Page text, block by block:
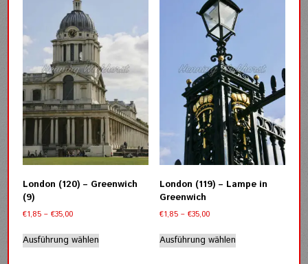
Die
Optionen
der
Produktseite
gewählt
werden
London (120) – Greenwich
(9)
€1,85 –€35,00Preisspanne:
bis
€35,00
Ausführung wählen
London (119) – Lampe in
Greenwich
€1,85 – €35,00Preisspanne:
bis
€35,00
Ausführung wählenProdukt